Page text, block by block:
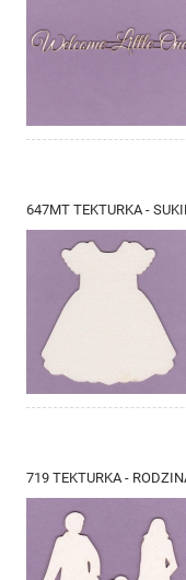
647MT TEKTURKA -
719 TEKTURKA -